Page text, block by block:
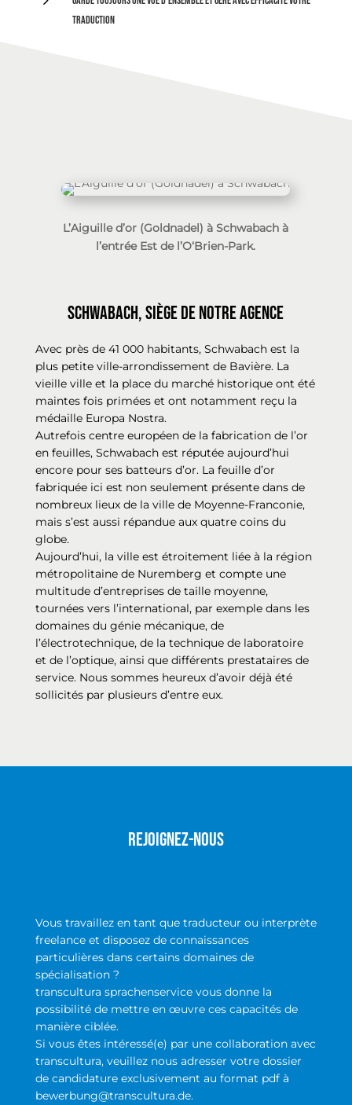
traduction
L’Aiguille d’or (Goldnadel) à Schwabach à
l’entrée Est de l’O‘Brien-Park.
Schwabach, siège de notre agence
Avec près de 41 000 habitants, Schwabach est la
plus petite ville-arrondissement de Bavière. La
vieille ville et la place du marché historique ont été
maintes fois primées et ont notamment reçu la
médaille Europa Nostra.
Autrefois centre européen de la fabrication de l’or
en feuilles, Schwabach est réputée aujourd’hui
encore pour ses batteurs d’or. La feuille d’or
fabriquée ici est non seulement présente dans de
nombreux lieux de la ville de Moyenne-Franconie,
mais s’est aussi répandue aux quatre coins du
globe.
Aujourd’hui, la ville est étroitement liée à la région
métropolitaine de Nuremberg et compte une
multitude d’entreprises de taille moyenne,
tournées vers l’international, par exemple dans les
domaines du génie mécanique, de
l’électrotechnique, de la technique de laboratoire
et de l’optique, ainsi que différents prestataires de
service. Nous sommes heureux d’avoir déjà été
sollicités par plusieurs d’entre eux.
Rejoignez-nous
Vous travaillez en tant que traducteur ou interprète
freelance et disposez de connaissances
particulières dans certains domaines de
spécialisation ?
transcultura sprachenservice vous donne la
possibilité de mettre en œuvre ces capacités de
manière ciblée.
Si vous êtes intéressé(e) par une collaboration avec
transcultura, veuillez nous adresser votre dossier
de candidature exclusivement au format pdf à
bewerbung@transcultura.de.